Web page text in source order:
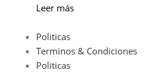
Leer más
Politicas
Terminos & Condiciones
Politicas